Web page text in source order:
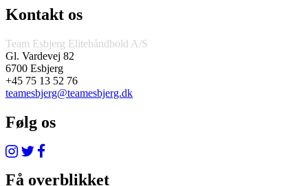
Kontakt os
Team Esbjerg Elitehåndbold A/S
Gl. Vardevej 82
6700 Esbjerg
+45 75 13 52 76
teamesbjerg@teamesbjerg.dk
Følg os
Få overblikket